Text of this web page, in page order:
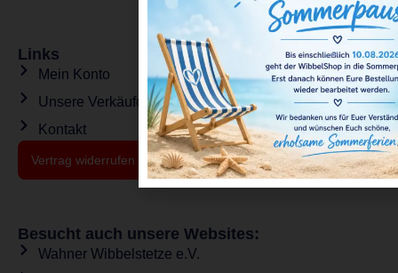
Links
Mein Konto
Unsere Verkäufer
Kontakt
Vertrag widerrufen
Besucht auch unsere Websites:
Wahner Wibbelstetze e.V.